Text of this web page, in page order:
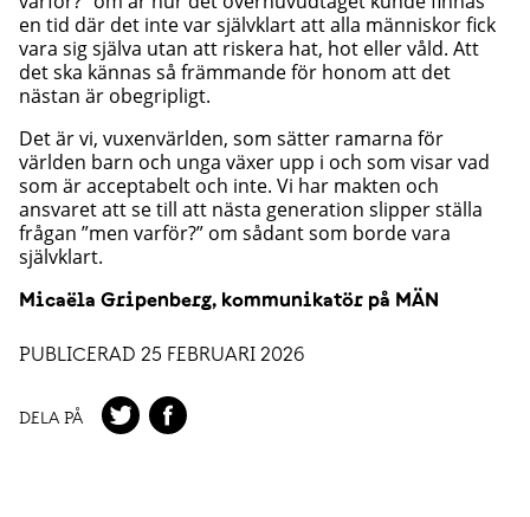
en tid där det inte var självklart att alla människor fick
vara sig själva utan att riskera hat, hot eller våld. Att
det ska kännas så främmande för honom att det
nästan är obegripligt.
Det är vi, vuxenvärlden, som sätter ramarna för
världen barn och unga växer upp i och som visar vad
som är acceptabelt och inte. Vi har makten och
ansvaret att se till att nästa generation slipper ställa
frågan ”men varför?” om sådant som borde vara
självklart.
Micaëla Gripenberg, kommunikatör på MÄN
PUBLICERAD 25 FEBRUARI 2026
DELA PÅ